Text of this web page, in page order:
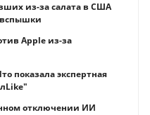
из-за салата в США
вспышки
Apple из-за
показала экспертная
отключении ИИ